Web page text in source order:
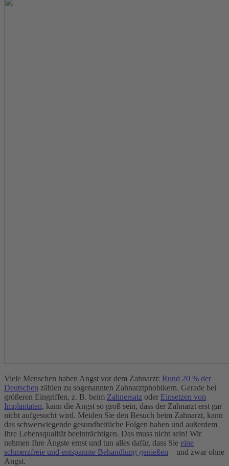
Viele Menschen haben Angst vor dem Zahnarzt: Rund 20 % der
Deutschen zählen zu sogenannten Zahnarztphobikern. Gerade bei
größeren Eingriffen, z. B. beim Zahnersatz oder Einsetzen von
Implantaten, kann die Angst so groß sein, dass der Zahnarzt erst gar
nicht aufgesucht wird. Meiden Sie den Besuch beim Zahnarzt, kann
das schwerwiegende gesundheitliche Folgen haben und außerdem
Ihre Lebensqualität beeinträchtigen. Das muss nicht sein! Wir
nehmen Ihre Ängste ernst und tun alles dafür, dass Sie eine
schmerzfreie und entspannte Behandlung genießen – und zwar ohne
Angst.